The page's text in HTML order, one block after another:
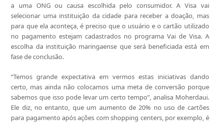
a uma ONG ou causa escolhida pelo consumidor. A Visa vai
selecionar uma instituição da cidade para receber a doação, mas
para que ela aconteça, é preciso que o usuário e o cartão utilizado
no pagamento estejam cadastrados no programa Vai de Visa. A
escolha da instituição maringaense que será beneficiada está em
fase de conclusão.
“Temos grande expectativa em vermos estas iniciativas dando
certo, mas ainda não colocamos uma meta de conversão porque
sabemos que isso pode levar um certo tempo”, analisa Moherdaui.
Ele diz, no entanto, que um aumento de 20% no uso de cartões
para pagamento após ações com shopping centers, por exemplo, é